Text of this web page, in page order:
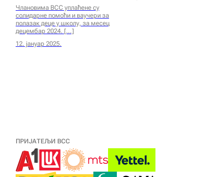
Члановима ВСС уплаћене су
солидарне помоћи и ваучери за
полазак деце у школу, за месец
децембар 2024.
12. јануар 2025.
ПРИЈАТЕЉИ ВСС